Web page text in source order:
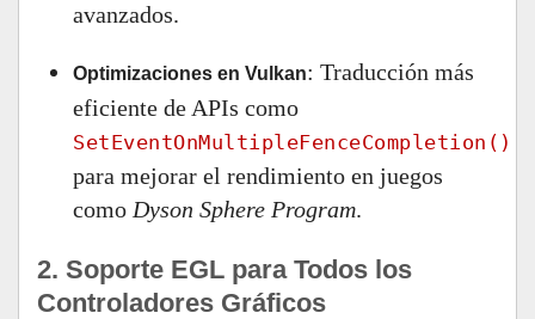
avanzados.
Optimizaciones en Vulkan: Traducción más
eficiente de APIs como
SetEventOnMultipleFenceCompletion()
para mejorar el rendimiento en juegos
como Dyson Sphere Program.
2. Soporte EGL para Todos los
Controladores Gráficos